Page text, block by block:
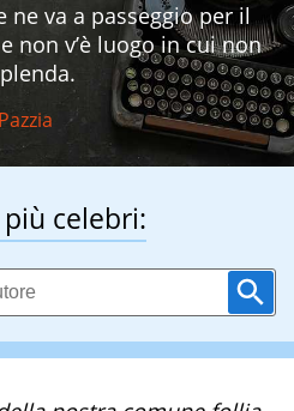
ne va a passeggio per il
non v’è luogo in cui non
Pazzia
celebri: